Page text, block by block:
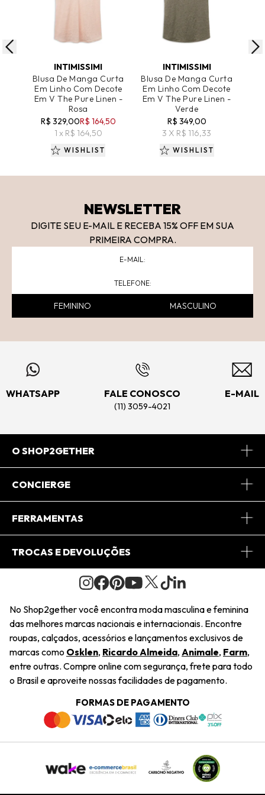
INTIMISSIMI
Blusa De Manga Curta
Em Linho Com Decote
Em V The Pure Linen -
Rosa
R$ 329,00R$ 164,50
1 x R$ 164,50
WISHLIST
INTIMISSIMI
Blusa De Manga Curta
Em Linho Com Decote
Em V The Pure Linen -
Verde
R$ 349,00
3 X R$ 116,33
WISHLIST
NEWSLETTER
DIGITE SEU E-MAIL E RECEBA 15% OFF EM SUA
PRIMEIRA COMPRA.
FEMININO MASCULINO
WHATSAPP FALE CONOSCO
(11) 3059-4021
E-MAIL
O SHOP2GETHER
Sobre Nós
Journal
Saiu na Mídia
Sustentabilidade
Navegando
Termos e Condições
Trabalhe Conosco
CONCIERGE
Central de Relacionamento
Regulamento e Promoções
FERRAMENTAS
Minha Conta
Pedido de Presente
Wishlist
TROCAS E DEVOLUÇÕES
Condições Gerais
Troca Fácil
Restituição de Pagamento
Dúvidas Frequentes
Termos e Condições
Política de Privacidade
No Shop2gether você encontra moda masculina e feminina
das melhores marcas nacionais e internacionais. Encontre
roupas, calçados, acessórios e lançamentos exclusivos de
marcas como Osklen, Ricardo Almeida, Animale, Farm,
entre outras. Compre online com segurança, frete para todo
o Brasil e aproveite nossas facilidades de pagamento.
FORMAS DE PAGAMENTO